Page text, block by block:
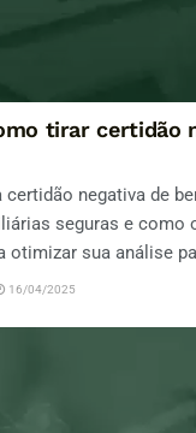
tirar certidão
certidão negativa de
seguras e como
otimizar sua análise
16/04/2025